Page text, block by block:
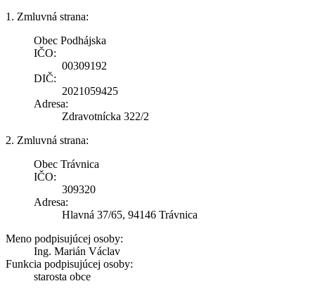
1. Zmluvná strana:
Obec Podhájska
IČO:
00309192
DIČ:
2021059425
Adresa:
Zdravotnícka 322/2
2. Zmluvná strana:
Obec Trávnica
IČO:
309320
Adresa:
Hlavná 37/65, 94146 Trávnica
Meno podpisujúcej osoby:
Ing. Marián Václav
Funkcia podpisujúcej osoby:
starosta obce